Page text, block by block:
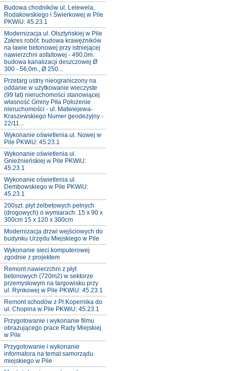
Budowa chodników ul. Lelewela,
Rodakowskiego i Świerkowej w Pile
PKWiU: 45.23.1
Modernizacja ul. Olsztyńskiej w Pile
Zakres robót: budowa krawężników
na ławie betonowej przy istniejącej
nawierzchni asfaltowej - 490,0m.
budowa kanalizacji deszczowej Ø
300 - 56,0m., Ø 250...
Przetarg ustny nieograniczony na
oddanie w użytkowanie wieczyste
(99 lat) nieruchomości stanowiącej
własność Gminy Piła Położenie
nieruchomości - ul. Matwiejewa-
Kraszewskiego Numer geodezyjny -
22/11...
Wykonanie oświetlenia ul. Nowej w
Pile PKWiU: 45.23.1
Wykonanie oświetlenia ul.
Gnieźnieńskiej w Pile PKWiU:
45.23.1
Wykonanie oświetlenia ul.
Dembowskiego w Pile PKWiU:
45.23.1
200szt. płyt żelbetowych pełnych
(drogowych) o wymiarach: 15 x 90 x
300cm 15 x 120 x 300cm
Modernizacja drzwi wejściowych do
budynku Urzędu Miejskiego w Pile
Wykonanie sieci komputerowej
zgodnie z projektem
Remont nawierzchni z płyt
betonowych (720m2) w sektorze
przemysłowym na targowisku przy
ul. Rynkowej w Pile PKWiU: 45.23.1
Remont schodów z Pl.Kopernika do
ul. Chopina w Pile PKWiU: 45.23.1
Przygotowanie i wykonanie filmu
obrazującego prace Rady Miejskiej
w Pile
Przygotowanie i wykonanie
informatora na temat samorządu
miejskiego w Pile